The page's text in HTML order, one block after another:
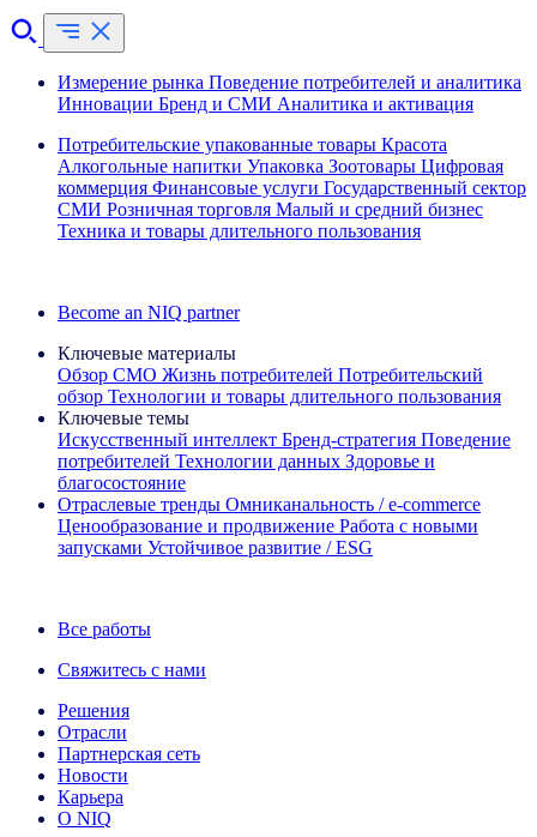
Измерение рынка Поведение потребителей и аналитика
Инновации Бренд и СМИ Аналитика и активация
Потребительские упакованные товары Красота
Алкогольные напитки Упаковка Зоотовары Цифровая
коммерция Финансовые услуги Государственный сектор
СМИ Розничная торговля Малый и средний бизнес
Техника и товары длительного пользования
Become an NIQ partner
Ключевые материалы
Обзор CMO Жизнь потребителей Потребительский
обзор Технологии и товары длительного пользования
Ключевые темы
Искусственный интеллект Бренд‑стратегия Поведение
потребителей Технологии данных Здоровье и
благосостояние
Отраслевые тренды Омниканальность / e‑commerce
Ценообразование и продвижение Работа с новыми
запусками Устойчивое развитие / ESG
Все работы
Свяжитесь с нами
Решения
Отрасли
Партнерская сеть
Новости
Карьера
О NIQ